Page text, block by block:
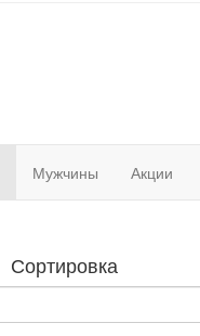
Мужчины Акции
Сортировка